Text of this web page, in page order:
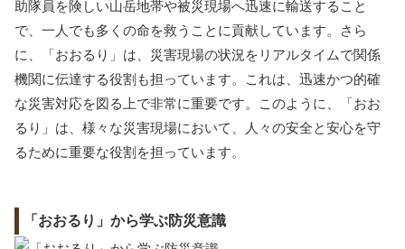
助隊員を険しい山岳地帯や被災現場へ迅速に輸送すること
で、一人でも多くの命を救うことに貢献しています。さら
に、「おおるり」は、災害現場の状況をリアルタイムで関係
機関に伝達する役割も担っています。これは、迅速かつ的確
な災害対応を図る上で非常に重要です。このように、「おお
るり」は、様々な災害現場において、人々の安全と安心を守
るために重要な役割を担っています。
「おおるり」から学ぶ防災意識